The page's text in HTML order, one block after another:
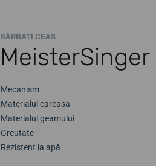
BĂRBAȚI CEAS
MeisterSinger
Mecanism
Materialul carcasa
Materialul geamului
Greutate
Rezistent la apă